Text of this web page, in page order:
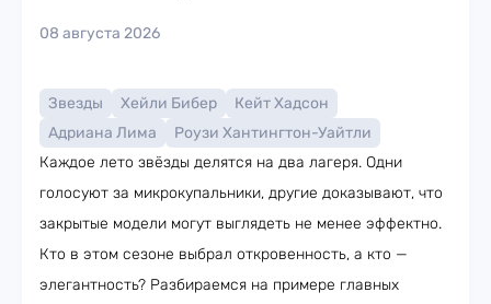
08 августа 2026
Звезды Хейли Бибер
Кейт Хадсон
Адриана Лима
Роузи Хантингтон-Уайтли
Каждое лето звёзды делятся на два лагеря. Одни
голосуют за микрокупальники, другие доказывают, что
закрытые модели могут выглядеть не менее эффектно.
Кто в этом сезоне выбрал откровенность, а кто —
элегантность? Разбираемся на примере главных